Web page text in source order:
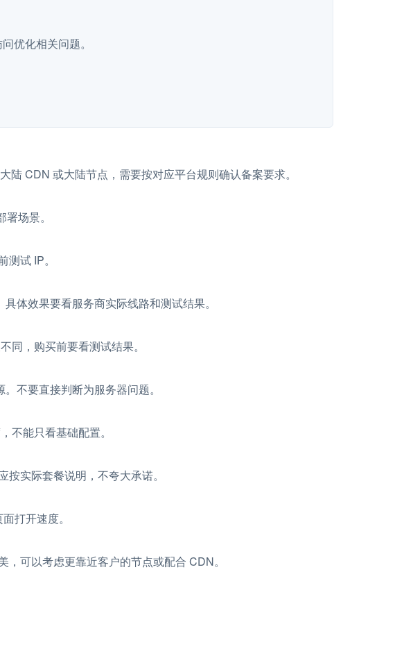
优化相关问题。
CDN 或大陆节点，需要按对应平台规则确认备案要求。
场景。
试 IP。
体效果要看服务商实际线路和测试结果。
同，购买前要看测试结果。
不要直接判断为服务器问题。
不能只看基础配置。
实际套餐说明，不夸大承诺。
打开速度。
可以考虑更靠近客户的节点或配合 CDN。